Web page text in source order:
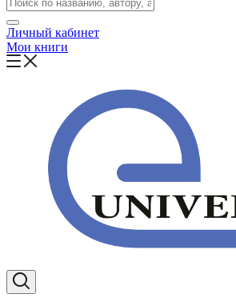
Личный кабинет
Мои книги